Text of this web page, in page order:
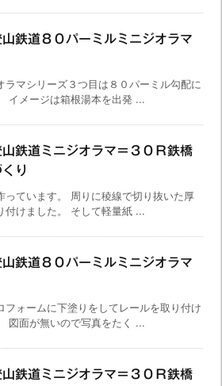
鉄道８０パーミルミニジオラマ
ラマシリーズ３つ目は８０パーミル勾配に
イメージは箱根湯本を出発 ...
鉄道ミニジオラマ＝３０Ｒ鉄橋
り
っています。 周りに稜線で切り抜いた厚
付けました。 そして軽量紙 ...
鉄道８０パーミルミニジオラマ
フォームに下塗りをしてレールを取り付け
図面が無いので写真をたく ...
鉄道ミニジオラマ＝３０Ｒ鉄橋